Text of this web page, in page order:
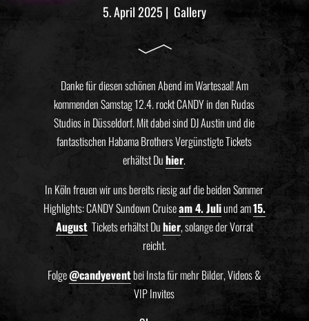
5. April 2025 | Gallery
Danke für diesen schönen Abend im Wartesaal! Am
kommenden Samstag 12.4. rockt CANDY in den Rudas
Studios in Düsseldorf. Mit dabei sind DJ Austin und die
fantastischen Habama Brothers Vergünstigte Tickets
erhältst Duhier.
In Köln freuen wir uns bereits riesig auf die beiden Sommer
Highlights: CANDY Sundown Cruiseam 4. Juliund am15.
August️ Tickets erhältst Duhier, solange der Vorrat
reicht.
Folge@candyeventbei Insta für mehr Bilder, Videos &
VIP Invites